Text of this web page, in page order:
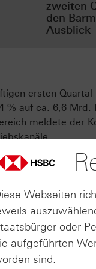
zweiten
den
Ausblick
ersten
% auf ca. 6,6
meldete der
zeigte sich eine
sich um rund 16
zulegte. Der
erhielt Adidas
der
das leichteste und
Webseiten
oder
aufgeführten
sind.